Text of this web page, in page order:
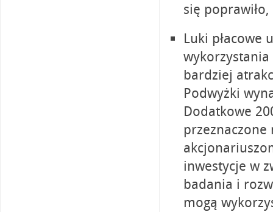
się
Luki płacowe
bardziej
Podwyżki
Dodatkowe
przeznaczone
inwestycje w
badania i
mogą